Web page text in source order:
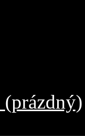
(prázdný)